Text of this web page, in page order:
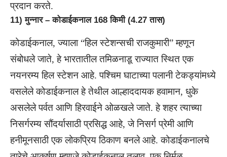
प्रदान करते.
11) मुन्नार – कोडाईकनाल 168 किमी (4.27 तास)
कोडाईकनाल, ज्याला “हिल स्टेशन्सची राजकुमारी” म्हणून
संबोधले जाते, हे भारतातील तमिळनाडू राज्यात स्थित एक
नयनरम्य हिल स्टेशन आहे. पश्चिम घाटाच्या पलानी टेकड्यांमध्ये
वसलेले कोडाईकनाल हे तेथील आल्हाददायक हवामान, धुके
असलेले पर्वत आणि हिरवाईने ओळखले जाते. हे शहर त्याच्या
निसर्गरम्य सौंदर्यासाठी प्रसिद्ध आहे, जे निसर्ग प्रेमी आणि
हनीमूनसाठी एक लोकप्रिय ठिकाण बनले आहे. कोडाईकनालचे